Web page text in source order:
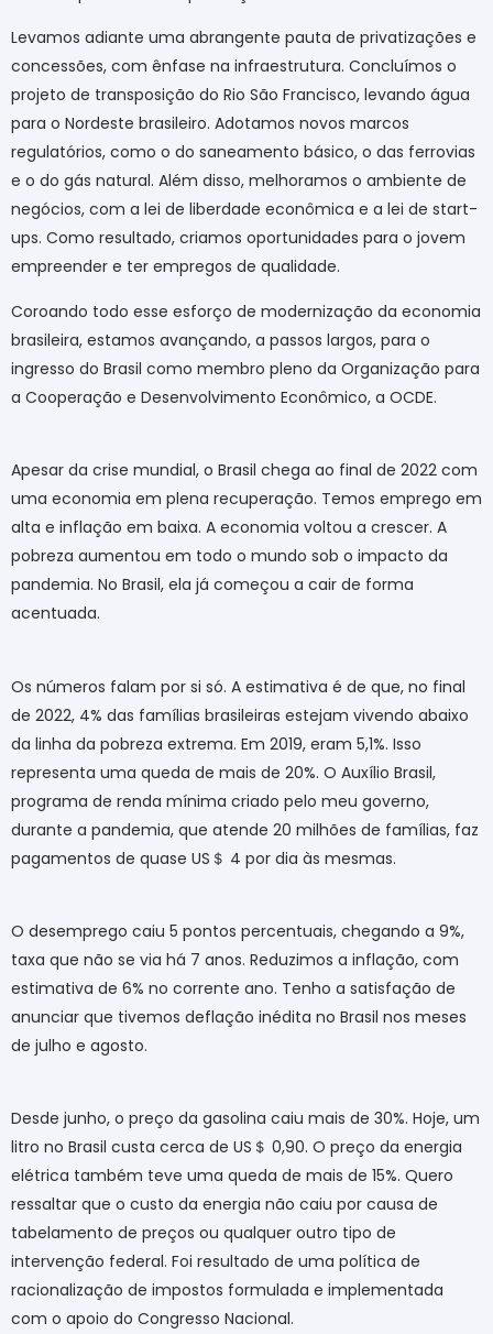
Levamos adiante uma abrangente pauta de privatizações e
concessões, com ênfase na infraestrutura. Concluímos o
projeto de transposição do Rio São Francisco, levando água
para o Nordeste brasileiro. Adotamos novos marcos
regulatórios, como o do saneamento básico, o das ferrovias
e o do gás natural. Além disso, melhoramos o ambiente de
negócios, com a lei de liberdade econômica e a lei de start-
ups. Como resultado, criamos oportunidades para o jovem
empreender e ter empregos de qualidade.
Coroando todo esse esforço de modernização da economia
brasileira, estamos avançando, a passos largos, para o
ingresso do Brasil como membro pleno da Organização para
a Cooperação e Desenvolvimento Econômico, a OCDE.
Apesar da crise mundial, o Brasil chega ao final de 2022 com
uma economia em plena recuperação. Temos emprego em
alta e inflação em baixa. A economia voltou a crescer. A
pobreza aumentou em todo o mundo sob o impacto da
pandemia. No Brasil, ela já começou a cair de forma
acentuada.
Os números falam por si só. A estimativa é de que, no final
de 2022, 4% das famílias brasileiras estejam vivendo abaixo
da linha da pobreza extrema. Em 2019, eram 5,1%. Isso
representa uma queda de mais de 20%. O Auxílio Brasil,
programa de renda mínima criado pelo meu governo,
durante a pandemia, que atende 20 milhões de famílias, faz
pagamentos de quase US ＄ 4 por dia às mesmas.
O desemprego caiu 5 pontos percentuais, chegando a 9%,
taxa que não se via há 7 anos. Reduzimos a inflação, com
estimativa de 6% no corrente ano. Tenho a satisfação de
anunciar que tivemos deflação inédita no Brasil nos meses
de julho e agosto.
Desde junho, o preço da gasolina caiu mais de 30%. Hoje, um
litro no Brasil custa cerca de US ＄ 0,90. O preço da energia
elétrica também teve uma queda de mais de 15%. Quero
ressaltar que o custo da energia não caiu por causa de
tabelamento de preços ou qualquer outro tipo de
intervenção federal. Foi resultado de uma política de
racionalização de impostos formulada e implementada
com o apoio do Congresso Nacional.